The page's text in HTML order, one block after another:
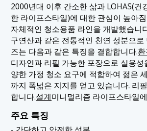
2000년대 이후 간소한 삶과 LOHAS(건
한 라이프스타일)에 대한 관심이 높아
자체적인 청소용품 라인을 개발했습니
구연산과 같은 전통적인 천연 성분으로
즈는 다음과 같은 특징을 결합합니다.
디자인과 리필 가능한 포장으로 실용성
양한 가정 청소 요구에 적합하여 젊은
까지 폭넓은 지지를 얻고 있습니다. 리
합니다.설계미니멀리즘 라이프스타일
주요 특징